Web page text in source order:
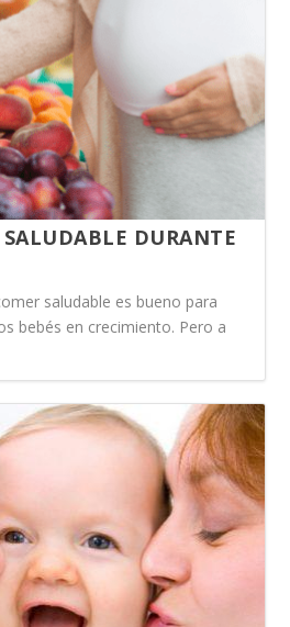
DURANTE
saludable es bueno para
bebés en crecimiento. Pero a